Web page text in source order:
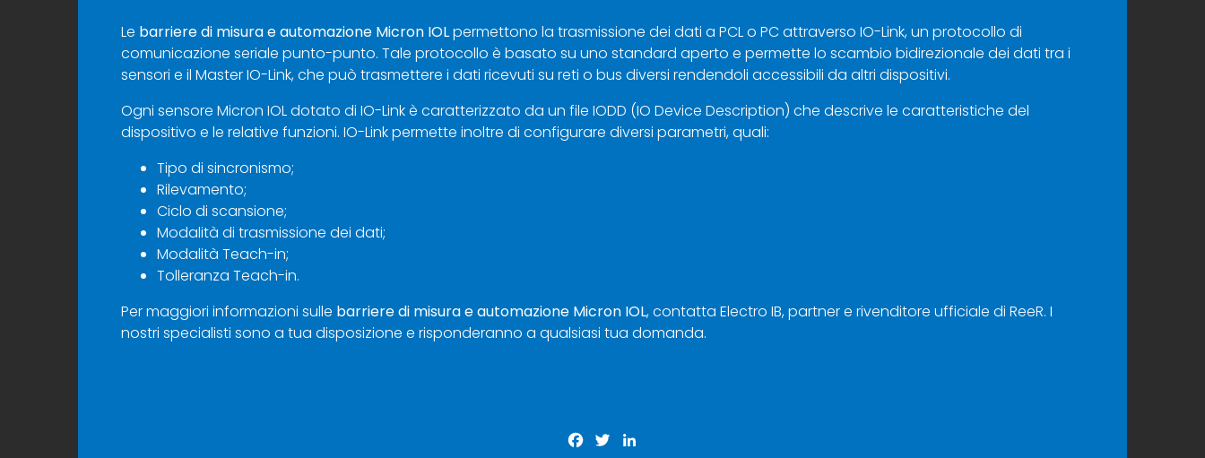
Le barriere di misura e automazione Micron IOLpermettono la trasmissione dei dati a PCL o PC attraverso IO-Link, un protocollo di
comunicazione seriale punto-punto. Tale protocollo è basato su uno standard aperto e permette lo scambio bidirezionale dei dati tra i
sensori e il Master IO-Link, che può trasmettere i dati ricevuti su reti o bus diversi rendendoli accessibili da altri dispositivi.
Ogni sensore Micron IOL dotato di IO-Link è caratterizzato da un file IODD (IO Device Description) che descrive le caratteristiche del
dispositivo e le relative funzioni. IO-Link permette inoltre di configurare diversi parametri, quali:
Tipo di sincronismo;
Rilevamento;
Ciclo di scansione;
Modalità di trasmissione dei dati;
Modalità Teach-in;
Tolleranza Teach-in.
Per maggiori informazioni sulle barriere di misura e automazione Micron IOL,contatta Electro IB, partner e rivenditore ufficiale di ReeR. I
nostri specialisti sono a tua disposizione e risponderanno a qualsiasi tua domanda.
Facebook
Twitter